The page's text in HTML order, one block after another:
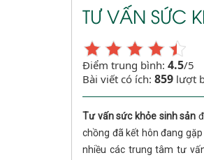
TƯ VẤN SỨC
Điểm trung bình: 4.5/5
Bài viết có ích: 859 lượt
Tư vấn sức khỏe sinh sản
chồng đã kết hôn đang
nhiều các trung tâm tư